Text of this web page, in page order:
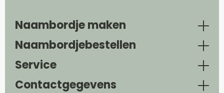
Naambordje maken
Naambordjebestellen
Service
Contactgegevens